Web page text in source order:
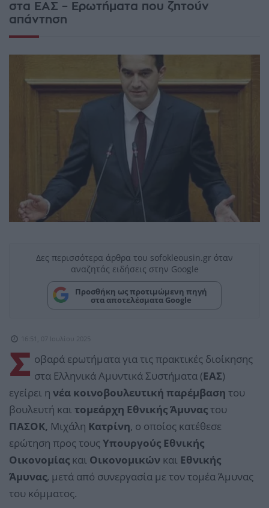
στα ΕΑΣ – Ερωτήματα που ζητούν
απάντηση
Δες περισσότερα άρθρα του sofokleousin.gr όταν
αναζητάς ειδήσεις στην Google
Προσθήκη ως προτιμώμενη πηγή
στα αποτελέσματα Google
16:51, 07 Ιουλίου 2025
Σ οβαρά ερωτήματα για τις πρακτικές διοίκησης
στα Ελληνικά Αμυντικά Συστήματα (ΕΑΣ)
εγείρει η νέα κοινοβουλευτική παρέμβαση του
βουλευτή και τομεάρχη Εθνικής Άμυναςτου
ΠΑΣΟΚ, Μιχάλη Κατρίνη, ο οποίος κατέθεσε
ερώτηση προς τους Υπουργούς Εθνικής
Οικονομίας και Οικονομικών και Εθνικής
Άμυνας, μετά από συνεργασία με τον τομέα Άμυνας
του κόμματος.